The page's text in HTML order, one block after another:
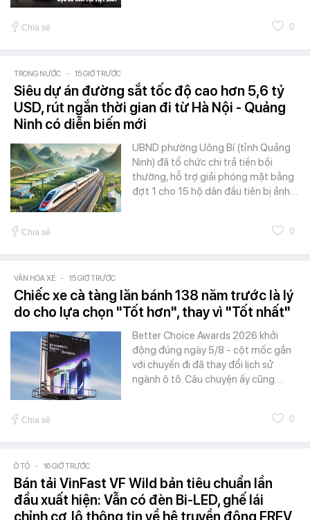
Chia sẻ 0
TRONG NƯỚC - 15 GIỜ TRƯỚC
Siêu dự án đường sắt tốc độ cao hơn 5,6 tỷ
USD, rút ngắn thời gian đi từ Hà Nội - Quảng
Ninh có diễn biến mới
UBND phường Uông Bí (tỉnh Quảng
Ninh) đã tổ chức chi trả tiền bồi
thường, hỗ trợ giải phóng mặt bằng
đợt 1 cho 15 hộ dân đầu tiên bị ảnh…
Chia sẻ 0
VĂN HÓA XE - 15 GIỜ TRƯỚC
Chiếc xe cà tàng lăn bánh 138 năm trước là lý
do cho lựa chọn "Tốt hơn", thay vì "Tốt nhất"
Better Choice Awards 2026 khởi
động đúng ngày 5/8 - cột mốc gắn
với chuyến đi đã thay đổi lịch sử
ngành ô tô. Câu chuyện ấy cũng…
Chia sẻ 0
Ô TÔ - 16 GIỜ TRƯỚC
Bán tải VinFast VF Wild bản tiêu chuẩn lần
đầu xuất hiện: Vẫn có đèn Bi-LED, ghế lái